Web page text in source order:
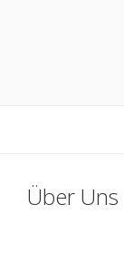
Über Uns